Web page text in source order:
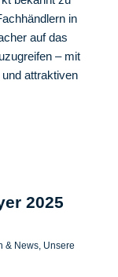
in
auf das
– mit
attraktiven
2025
& News, Unsere